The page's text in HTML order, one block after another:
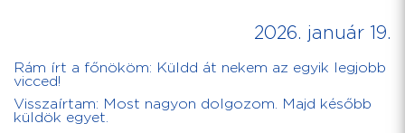
2026. január 19.
Rám írt a főnököm: Küldd át nekem az egyik legjobb
vicced!
Visszaírtam: Most nagyon dolgozom. Majd később
küldök egyet.